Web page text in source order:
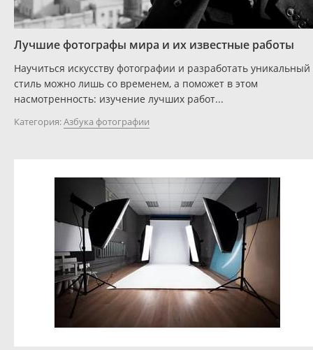
Лучшие фотографы мира и их известные работы
Научиться искусству фотографии и разработать уникальный
стиль можно лишь со временем, а поможет в этом
насмотренность: изучение лучших работ...
Категория:Азбука фотографии